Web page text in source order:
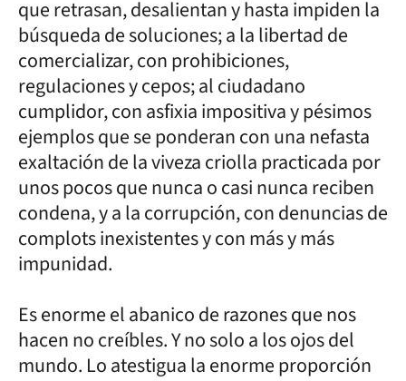
que retrasan, desalientan y hasta impiden la
búsqueda de soluciones; a la libertad de
comercializar, con prohibiciones,
regulaciones y cepos; al ciudadano
cumplidor, con asfixia impositiva y pésimos
ejemplos que se ponderan con una nefasta
exaltación de la viveza criolla practicada por
unos pocos que nunca o casi nunca reciben
condena, y a la corrupción, con denuncias de
complots inexistentes y con más y más
impunidad.
Es enorme el abanico de razones que nos
hacen no creíbles. Y no solo a los ojos del
mundo. Lo atestigua la enorme proporción